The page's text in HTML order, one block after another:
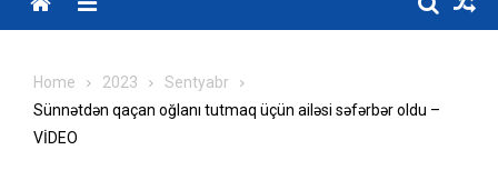
Home 2023
Sentyabr
Sünnətdən qaçan oğlanı tutmaq üçün ailəsi səfərbər oldu –
VİDEO